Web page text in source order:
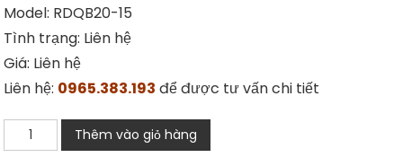
Model: RDQB20-15
Tình trạng: Liên hệ
Giá: Liên hệ
Liên hệ: 0965.383.193 để được tư vấn chi tiết
lanh
Thêm vào giỏ hàng